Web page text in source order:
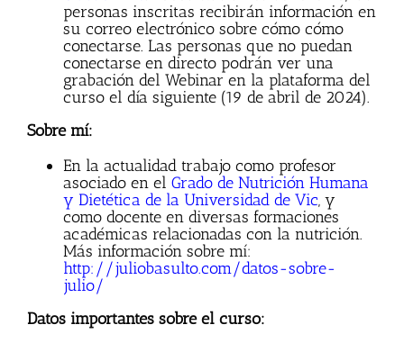
personas inscritas recibirán información en
su correo electrónico sobre cómo cómo
conectarse. Las personas que no puedan
conectarse en directo podrán ver una
grabación del Webinar en la plataforma del
curso el día siguiente (19 de abril de 2024).
Sobre mí:
En la actualidad trabajo como profesor
asociado en el Grado de Nutrición Humana
y Dietética de la Universidad de Vic, y
como docente en diversas formaciones
académicas relacionadas con la nutrición.
Más información sobre mí:
http://juliobasulto.com/datos-sobre-
julio/
Datos importantes sobre el curso: